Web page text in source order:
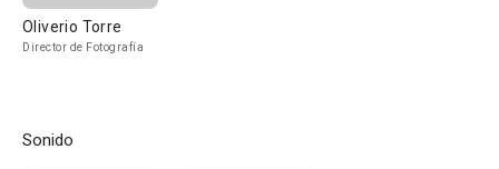
Oliverio Torre
Director de Fotografía
Sonido